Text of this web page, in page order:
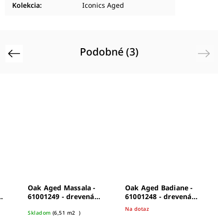
Kolekcia: Iconics Aged
Podobné (3)
Previous
Oak Aged Massala -
61001249 - drevená
Skladom (6,51 m2 )
Oak Aged Badiane -
61001248 - drevená
podlaha
Na dotaz
Next